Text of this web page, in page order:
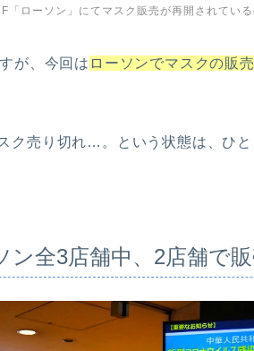
「ローソン」にてマスク販売が再開されている
が、今回は ローソンでマスクの販
ク売り切れ…。という状態は、ひ
ン全3店舗中、2店舗で